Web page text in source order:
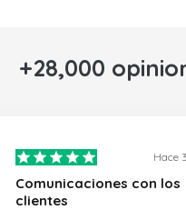
+28,000
Hace
Comunicaciones con los
clientes